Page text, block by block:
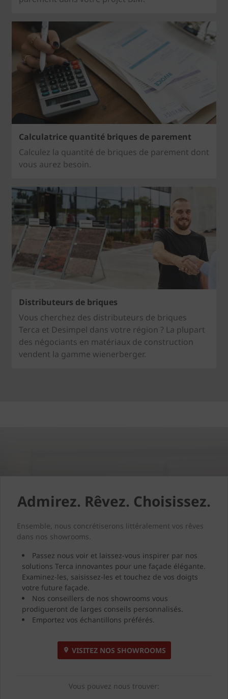
Calculatrice quantité briques de parement
Calculez la quantité de briques de parement dont
vous aurez besoin.
Distributeurs de briques
Vous cherchez des distributeurs de briques
Terca et Desimpel dans votre région ? La plupart
des négociants en matériaux de construction
vendent la gamme wienerberger.
Admirez. Rêvez. Choisissez.
Ensemble, nous concrétiserons littéralement vos rêves
dans nos showrooms.
Passez nous voir et laissez-vous inspirer par nos
solutions Terca innovantes pour une façade élégante.
Examinez-les, saisissez-les et touchez de vos doigts
votre future façade.
Nos conseillers de nos showrooms vous
prodigueront de larges conseils personnalisés.
Emportez vos échantillons préférés.
VISITEZ NOS SHOWROOMS
Vous pouvez nous trouver: